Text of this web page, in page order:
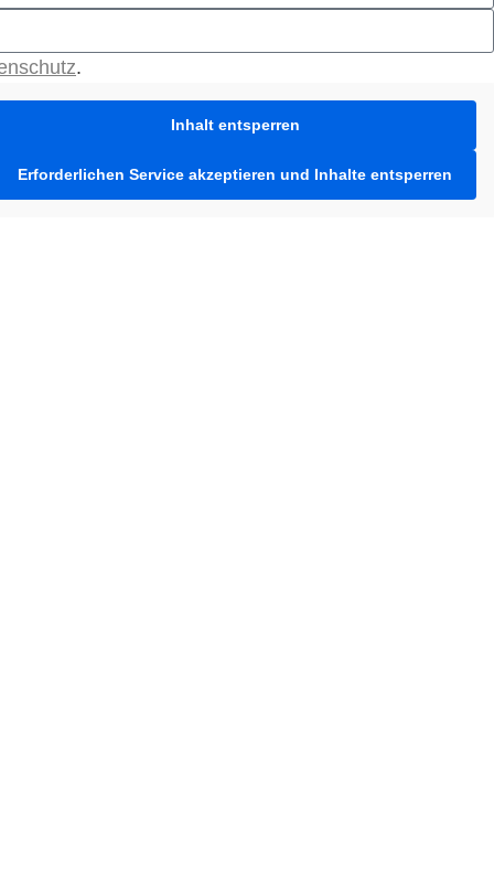
.
Inhalt entsperren
Erforderlichen Service akzeptieren und Inhalte entsperren